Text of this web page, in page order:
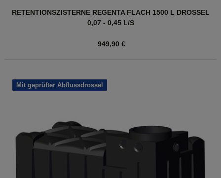
RETENTIONSZISTERNE REGENTA FLACH 1500 L DROSSEL
0,07 - 0,45 L/S
949,90 €
Mit geprüfter Abflussdrossel